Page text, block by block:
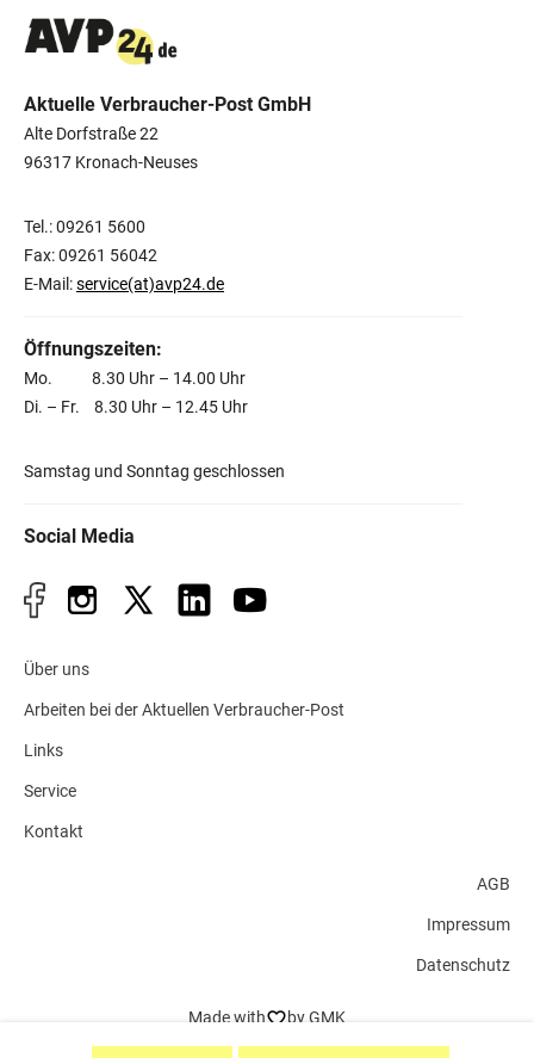
Aktuelle Verbraucher-Post GmbH
Alte Dorfstraße 22
96317 Kronach-Neuses
Tel.: 09261 5600
Fax: 09261 56042
E-Mail:service(at)avp24.de
Öffnungszeiten:
Mo. 8.30 Uhr – 14.00 Uhr
Di. – Fr. 8.30 Uhr – 12.45 Uhr
Samstag und Sonntag geschlossen
Social Media
Über uns
Arbeiten bei der Aktuellen Verbraucher-Post
Links
Service
Kontakt
AGB
Impressum
Datenschutz
Made with by GMK